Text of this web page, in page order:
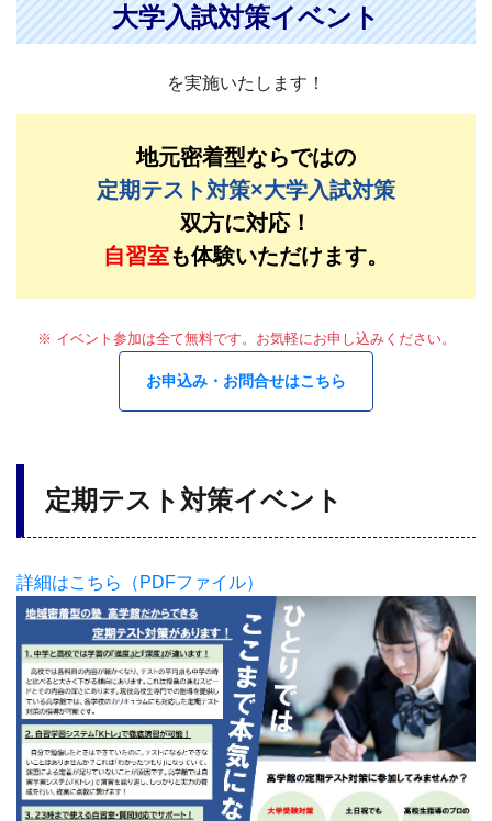
大学入試対策イベント
を実施いたします！
地元密着型ならではの
定期テスト対策×大学入試対策
双方に対応！
自習室も体験いただけます。
※ イベント参加は全て無料です。お気軽にお申し込みください。
お申込み・お問合せはこちら
定期テスト対策イベント
詳細はこちら（PDFファイル）